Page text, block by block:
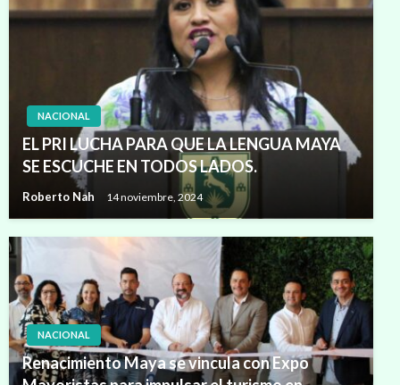
NACIONAL
EL PRI LUCHA PARA QUE LA LENGUA MAYA
SE ESCUCHE EN TODOS LADOS.
Roberto Nah 14 noviembre, 2024
NACIONAL
Renacimiento Maya se vincula con Expo